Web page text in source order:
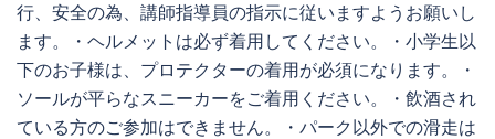
行、安全の為、講師指導員の指示に従いますようお願いし
ます。・ヘルメットは必ず着用してください。・小学生以
下のお子様は、プロテクターの着用が必須になります。・
ソールが平らなスニーカーをご着用ください。・飲酒され
ている方のご参加はできません。・パーク以外での滑走は